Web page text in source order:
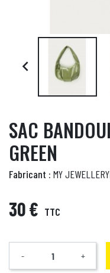

SAC
GREEN
Fabricant : MY JEWELLERY
30 € TTC
Quantité
- +